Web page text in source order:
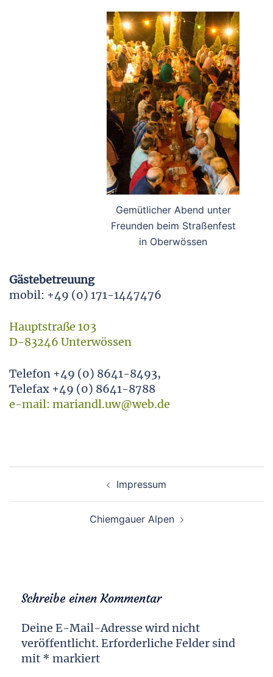
Gemütlicher Abend unter
Freunden beim Straßenfest
in Oberwössen
Gästebetreuung
mobil: +49 (0) 171-1447476
Hauptstraße 103
D-83246 Unterwössen
Telefon +49 (0) 8641-8493,
Telefax +49 (0) 8641-8788
e-mail: mariandl.uw@web.de
Impressum
Chiemgauer Alpen
Schreibe einen Kommentar
Deine E-Mail-Adresse wird nicht
veröffentlicht. Erforderliche Felder sind
mit * markiert